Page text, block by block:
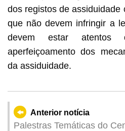
dos registos de assiduidade
que não devem infringir a
devem estar atentos
aperfeiçoamento dos
da assiduidade.
Anterior notícia
Palestras Temáticas do